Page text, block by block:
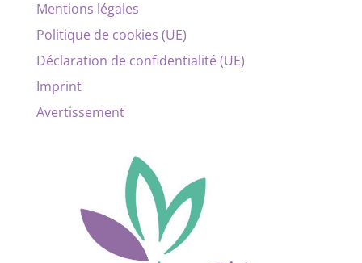
Mentions légales
Politique de cookies (UE)
Déclaration de confidentialité (UE)
Imprint
Avertissement